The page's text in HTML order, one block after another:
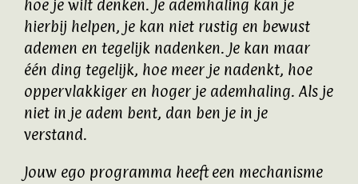
hoe je wilt denken. Je ademhaling kan je
hierbij helpen, je kan niet rustig en bewust
ademen en tegelijk nadenken. Je kan maar
één ding tegelijk, hoe meer je nadenkt, hoe
oppervlakkiger en hoger je ademhaling. Als je
niet in je adem bent, dan ben je in je
verstand.
Jouw ego programma heeft een mechanisme